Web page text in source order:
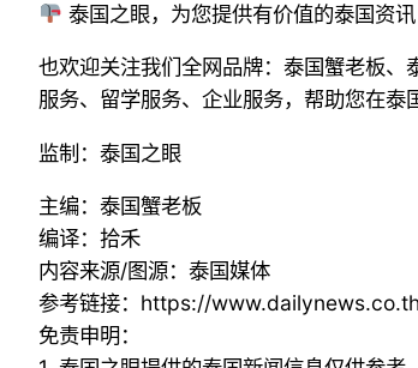
泰国之眼，为您提供有价值的泰国资讯
也欢迎关注我们全网品牌：泰国蟹老板
服务、留学服务、企业服务，帮助您在泰
监制：泰国之眼
主编：泰国蟹老板
编译：拾禾
内容来源/图源：泰国媒体
参考链接： https://
免责申明：